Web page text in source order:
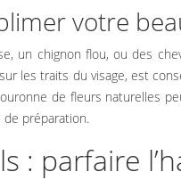
votre
un chignon flou, ou des
les traits du visage, est
de fleurs naturelles
préparation.
: parfaire